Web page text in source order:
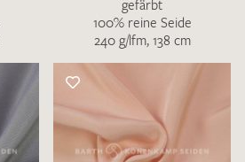
gefärbt
100% reine Seide
240 g/lfm, 138 cm